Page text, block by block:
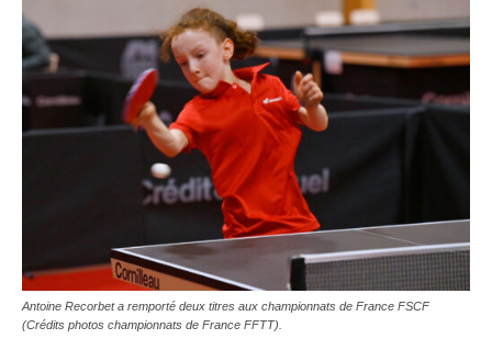
Antoine Recorbet a remporté deux titres aux championnats de France FSCF
(Crédits photos championnats de France FFTT).